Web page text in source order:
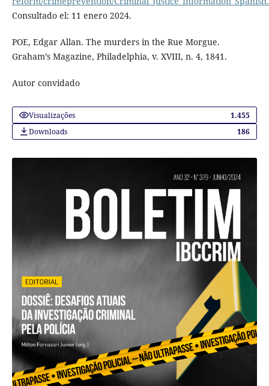
Consultado el: 11 enero 2024.
POE, Edgar Allan. The murders in the Rue Morgue.
Graham’s Magazine, Philadelphia, v. XVIII, n. 4, 1841.
Autor convidado
Visualizações
1.455
Downloads
186